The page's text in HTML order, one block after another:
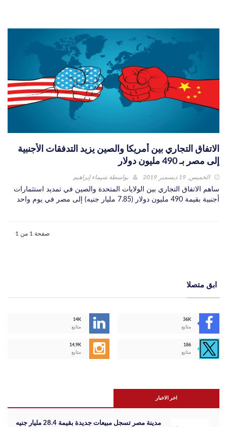
الاتفاق التجاري بين أمريكا والصين يزيد التدفقات الأجنبية
إلى مصر بـ 490 مليون دولار
الخميس, 19 ديسمبر 2019 بواسطة شيماء إبراهيم
ساهم الاتفاق التجاري بين الولايات المتحدة والصين في تمديد استثمارات
أجنبية بقيمة 490 مليون دولار (7.85 مليار جنيه) إلى مصر في يوم واحد
صفحة 1 من 1
ابق متصلا
14K
متابع
36K
متابع
14,9K
متابع
186
متابع
اخر الاخبار
مدينة مصر تسجل مبيعات جديدة بقيمة 28.4 مليار جنيه